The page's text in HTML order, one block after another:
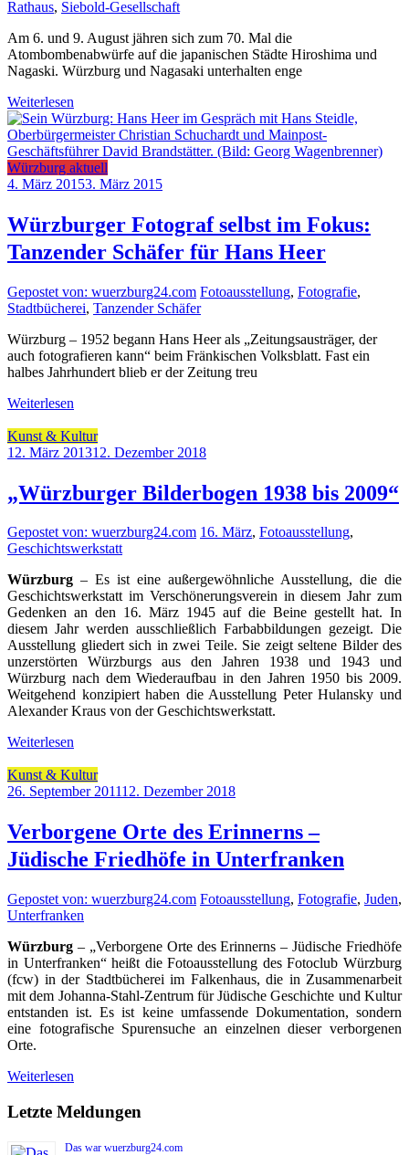
Rathaus, Siebold-Gesellschaft
Am 6. und 9. August jähren sich zum 70. Mal die
Atombombenabwürfe auf die japanischen Städte Hiroshima und
Nagaski. Würzburg und Nagasaki unterhalten enge
Weiterlesen
Würzburg aktuell
4. März 20153. März 2015
Würzburger Fotograf selbst im Fokus:
Tanzender Schäfer für Hans Heer
Gepostet von: wuerzburg24.com Fotoausstellung, Fotografie,
Stadtbücherei, Tanzender Schäfer
Würzburg – 1952 begann Hans Heer als „Zeitungsausträger, der
auch fotografieren kann“ beim Fränkischen Volksblatt. Fast ein
halbes Jahrhundert blieb er der Zeitung treu
Weiterlesen
Kunst & Kultur
12. März 201312. Dezember 2018
„Würzburger Bilderbogen 1938 bis 2009“
Gepostet von: wuerzburg24.com 16. März, Fotoausstellung,
Geschichtswerkstatt
Würzburg – Es ist eine außergewöhnliche Ausstellung, die die
Geschichtswerkstatt im Verschönerungsverein in diesem Jahr zum
Gedenken an den 16. März 1945 auf die Beine gestellt hat. In
diesem Jahr werden ausschließlich Farbabbildungen gezeigt. Die
Ausstellung gliedert sich in zwei Teile. Sie zeigt seltene Bilder des
unzerstörten Würzburgs aus den Jahren 1938 und 1943 und
Würzburg nach dem Wiederaufbau in den Jahren 1950 bis 2009.
Weitgehend konzipiert haben die Ausstellung Peter Hulansky und
Alexander Kraus von der Geschichtswerkstatt.
Weiterlesen
Kunst & Kultur
26. September 201112. Dezember 2018
Verborgene Orte des Erinnerns –
Jüdische Friedhöfe in Unterfranken
Gepostet von: wuerzburg24.com Fotoausstellung, Fotografie, Juden,
Unterfranken
Würzburg – „Verborgene Orte des Erinnerns – Jüdische Friedhöfe
in Unterfranken“ heißt die Fotoausstellung des Fotoclub Würzburg
(fcw) in der Stadtbücherei im Falkenhaus, die in Zusammenarbeit
mit dem Johanna-Stahl-Zentrum für Jüdische Geschichte und Kultur
entstanden ist. Es ist keine umfassende Dokumentation, sondern
eine fotografische Spurensuche an einzelnen dieser verborgenen
Orte.
Weiterlesen
Letzte Meldungen
Das war wuerzburg24.com